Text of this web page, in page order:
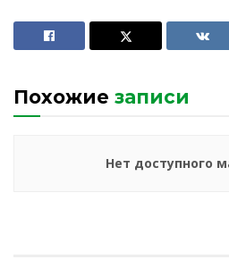
Похожие записи
Нет доступного